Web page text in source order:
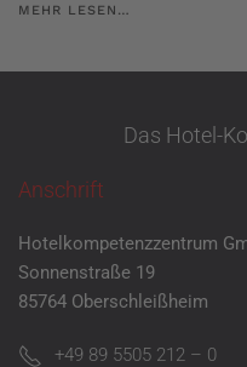
MEHR LESEN…
Das Hotel-
Anschrift
Hotelkompetenzzentrum
Sonnenstraße 19
85764 Oberschleißheim
+49 89 5505 212 – 0